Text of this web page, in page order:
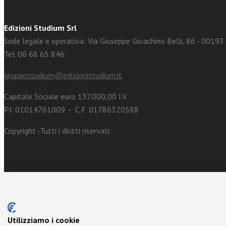
Edizioni Studium Srl
Sede legale e operativa: Via Giuseppe Gioachino Belli, 86 - 00193
Tel. 06 68 65 846
gruppostudium@edizionistudium.it
Capitale Sociale euro 137.000,00 I.V.
P.I. 01014761009 - C.F. 01786320588
Copyright -Tutti i diritti riservati
Utilizziamo i cookie